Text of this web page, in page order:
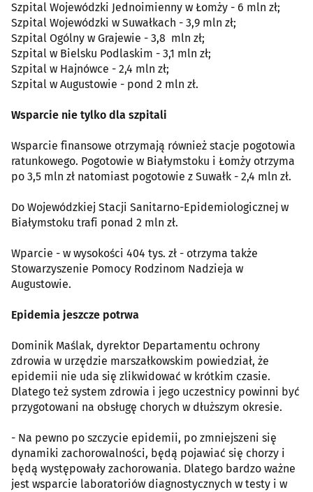
Szpital Wojewódzki Jednoimienny w Łomży - 6 mln zł;
Szpital Wojewódzki w Suwałkach - 3,9 mln zł;
Szpital Ogólny w Grajewie - 3,8 mln zł;
Szpital w Bielsku Podlaskim - 3,1 mln zł;
Szpital w Hajnówce - 2,4 mln zł;
Szpital w Augustowie - pond 2 mln zł.
Wsparcie nie tylko dla szpitali
Wsparcie finansowe otrzymają również stacje pogotowia
ratunkowego. Pogotowie w Białymstoku i Łomży otrzyma
po 3,5 mln zł natomiast pogotowie z Suwałk - 2,4 mln zł.
Do Wojewódzkiej Stacji Sanitarno-Epidemiologicznej w
Białymstoku trafi ponad 2 mln zł.
Wparcie - w wysokości 404 tys. zł - otrzyma także
Stowarzyszenie Pomocy Rodzinom Nadzieja w
Augustowie.
Epidemia jeszcze potrwa
Dominik Maślak, dyrektor Departamentu ochrony
zdrowia w urzędzie marszałkowskim powiedział, że
epidemii nie uda się zlikwidować w krótkim czasie.
Dlatego też system zdrowia i jego uczestnicy powinni być
przygotowani na obsługę chorych w dłuższym okresie.
- Na pewno po szczycie epidemii, po zmniejszeni się
dynamiki zachorowalności, będą pojawiać się chorzy i
będą występowały zachorowania. Dlatego bardzo ważne
jest wsparcie laboratoriów diagnostycznych w testy i w